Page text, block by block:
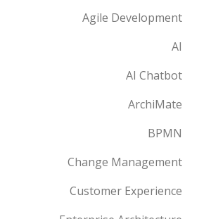
Agile Development
AI
AI Chatbot
ArchiMate
BPMN
Change Management
Customer Experience